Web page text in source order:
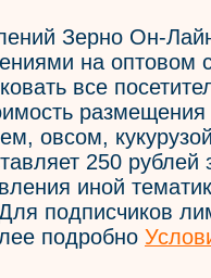
Зерно Он-
на оптовом
все
овсом,
250 рублей
иной
подписчиков
подробно